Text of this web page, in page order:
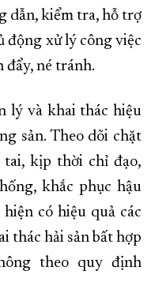
dẫn, kiểm tra, hỗ trợ
động xử lý công việc
né tránh.
lý và khai thác hiệu
sản. Theo dõi chặt
kịp thời chỉ đạo,
khắc phục hậu
có hiệu quả các
thác hải sản bất hợp
theo quy định